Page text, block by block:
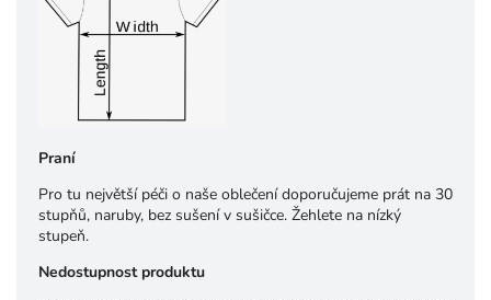
Praní
Pro tu největší péči o naše oblečení doporučujeme prát na 30
stupňů, naruby, bez sušení v sušičce. Žehlete na nízký
stupeň.
Nedostupnost produktu